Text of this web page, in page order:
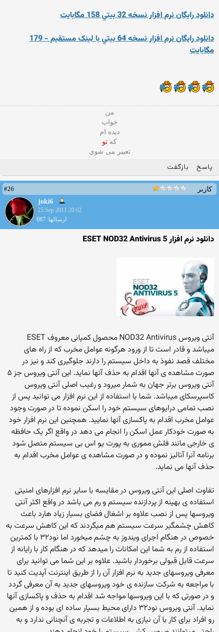
دانلود رايگان نرم افزار نسخه 32 بيتي 158 مگابايت
دانلود رايگان نرم افزار نسخه 64 بيتي با لينک مستقيم - 179
مگابايت
من
خواب
دیده ام
که تو
تعبیر می شوی
پاسخ بازگفت
کاربر
#26
joki6
25 Sep 2011 20:02
ارسالها: 687
دانلود نرم افزار ESET NOD32 Antivirus 5
آنتی ویروس NOD32 Antivirus محصول کمپانی معروف ESET
میباشد و قادر است تا از ورود هرگونه عوامل مخرب که از راه های
مختلف قصد نفوذ به داخل سیستم را دارند جلوگیری کند و نیز در
صورت مشاهده ی آنها اقدام به حذف آنها نماید. این آنتی ویروس جز ۵
آنتی ویروس برتر جهان به شمار میرود و رغیب اصلی آنتی ویروس
کاسپرسکای میباشد. شما با استفاده از این نرم افزار می توانید پس از
نصب تمامی درایوهای سیستم خود را اسکن نموده تا در صورت وجود
عوامل مخرب اقدام به پاکسازی آنها نمایید. همچنین این نرم افزار خود
به صورت خودکار عمل اسکن را انجام می دهد در واقع اگر یک حافظه
ی خارجی مانند فلش مموری به پورت یو اس بی سیستم متصل شود
برنامه آنرا آنالیز نموده و در صورت مشاهده ی عوامل مخرب اقدام به
حذف آنها می نماید.
تفاوت اصلی این آنتی ویروس در مقایسه با سایر نرم افزارهای امنیتی
استفاده ی بهینه از پردازنده سیستم و رم می باشد در واقع اکثر آنتی
ویروسها پس از نصب علاوه بر اشغال فضای بسیار زیاد هارد باعث
کاهش چشمگیر سرعت سیستم هم میگردند که این کاهش سرعت به
خصوص در هنگام اجرای ویندوز به چشم میخورد اما نود۳۲ با کمترین
استفاده از رم به شما این امکانات را میدهد که در هنگام کار با رایانه از
سرعت قابل قبولی برخوردار باشید. علاوه بر این شما می توانید برای
معرفی ویروسهای جدید به نرم افزار آن را از طریق اینترنت آپدیت کنید تا
با مراجعه به شرکت سازنده ی خود ویروسهای جدید به آن معرفی گردد
و در صورتی که با این ویروسها مواجه شد اقدام به حذف و پاکسازی آنها
نماید. آنتی ویروس نود۳۲ دارای محیط بسیار ساده ای بوده و از همین
رو افراد برای کار با آن نیازی به اطلاعات و تجربه ی آنچنانی ندارد و به